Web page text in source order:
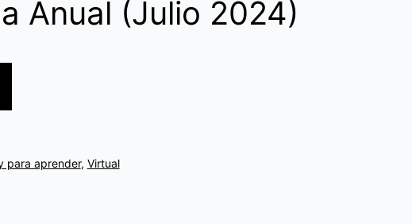
Anual (Julio 2024)
para aprender, Virtual